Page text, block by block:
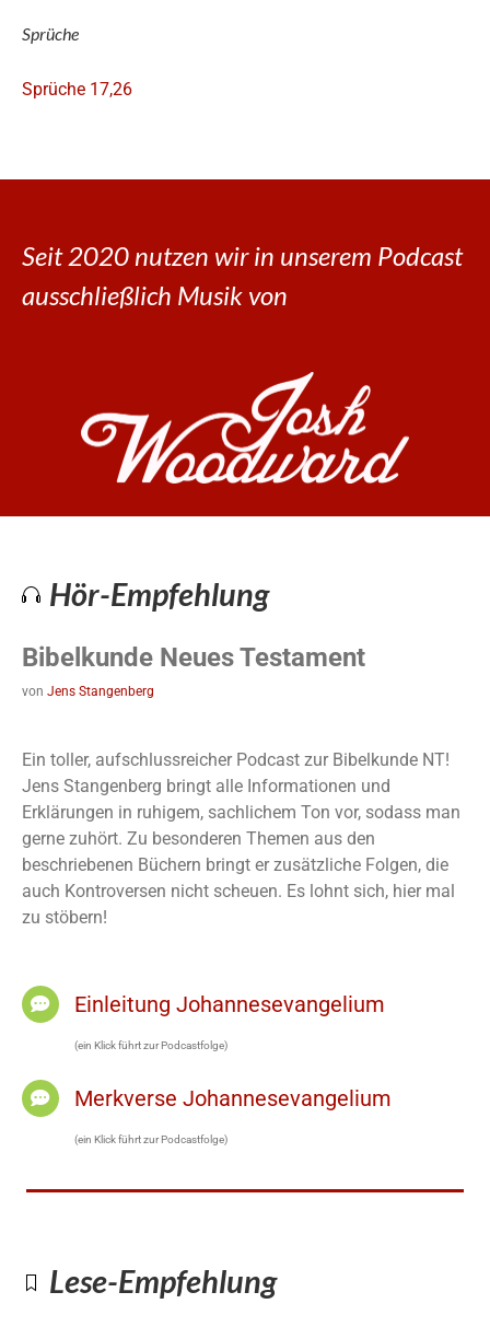
Sprüche
Sprüche 17,26
Seit 2020 nutzen wir in unserem Podcast
ausschließlich Musik von
Hör-Empfehlung
Bibelkunde Neues Testament
von Jens Stangenberg
Ein toller, aufschlussreicher Podcast zur Bibelkunde NT!
Jens Stangenberg bringt alle Informationen und
Erklärungen in ruhigem, sachlichem Ton vor, sodass man
gerne zuhört. Zu besonderen Themen aus den
beschriebenen Büchern bringt er zusätzliche Folgen, die
auch Kontroversen nicht scheuen. Es lohnt sich, hier mal
zu stöbern!
Einleitung Johannesevangelium
(ein Klick führt zur Podcastfolge)
Merkverse Johannesevangelium
(ein Klick führt zur Podcastfolge)
Lese-Empfehlung